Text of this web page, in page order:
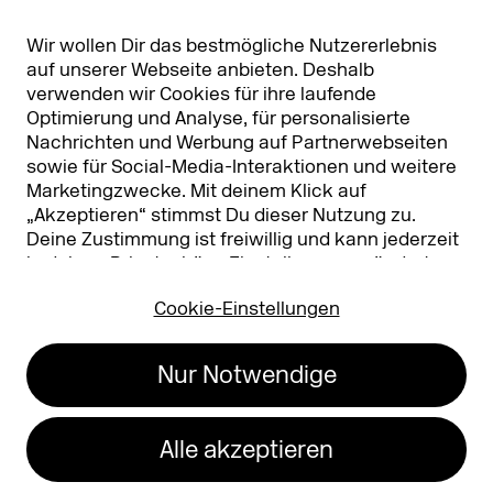
Wir wollen Dir das bestmögliche Nutzererlebnis
auf unserer Webseite anbieten. Deshalb
verwenden wir Cookies für ihre laufende
Optimierung und Analyse, für personalisierte
Nachrichten und Werbung auf Partnerwebseiten
sowie für Social-Media-Interaktionen und weitere
Marketingzwecke. Mit deinem Klick auf
„Akzeptieren“ stimmst Du dieser Nutzung zu.
Deine Zustimmung ist freiwillig und kann jederzeit
in deinen Privatsphäre-Einstellungen
geändert
Nutzung findest Du in unserer
Cookie-Einstellungen
Nur Notwendige
Alle akzeptieren
Partner & Sponsoren DMEXCO Asia
Koelnmesse GmbH
T. +49 221 821 2020
Datenschutz
Erklärung zur
Barrierefreiheit